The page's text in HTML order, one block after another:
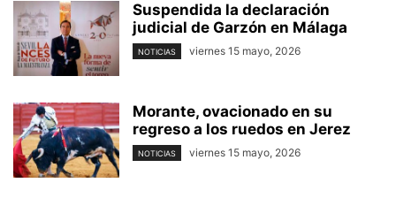
Suspendida la declaración
judicial de Garzón en Málaga
NOTICIAS viernes 15 mayo, 2026
Morante, ovacionado en su
regreso a los ruedos en Jerez
NOTICIAS viernes 15 mayo, 2026